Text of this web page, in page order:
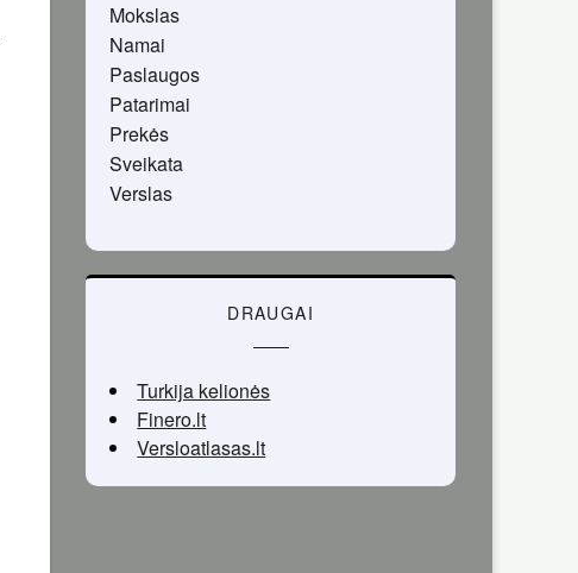
Mokslas
Namai
Paslaugos
Patarimai
Prekės
Sveikata
Verslas
DRAUGAI
Turkija kelionės
Finero.lt
Versloatlasas.lt